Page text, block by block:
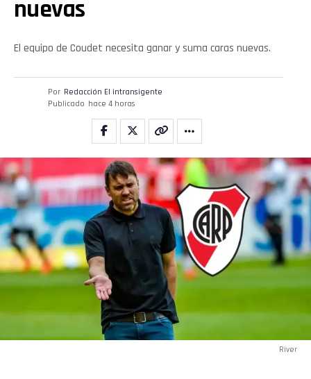
nuevas
El equipo de Coudet necesita ganar y suma caras nuevas.
Por Redacción El intransigente
Publicado hace 4 horas
River